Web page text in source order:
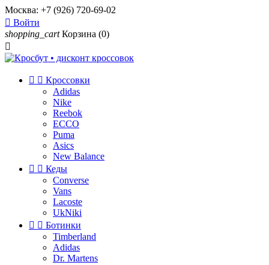
Москва: +7 (926) 720-69-02
 Войти
shopping_cart Корзина (0)

  Кроссовки
Adidas
Nike
Reebok
ECCO
Puma
Asics
New Balance
  Кеды
Converse
Vans
Lacoste
UkNiki
  Ботинки
Timberland
Adidas
Dr. Martens